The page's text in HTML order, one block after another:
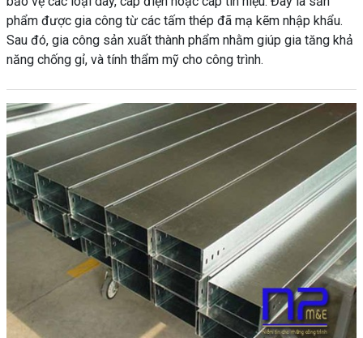
phẩm được gia công từ các tấm thép đã mạ kẽm nhập khẩu.
Sau đó, gia công sản xuất thành phẩm nhằm giúp gia tăng khả
năng chống gỉ, và tính thẩm mỹ cho công trình.